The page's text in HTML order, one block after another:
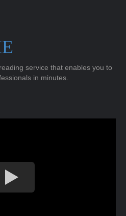
service that enables you to
in minutes.